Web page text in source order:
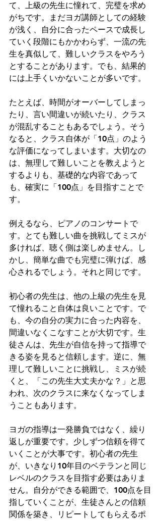
て、上級の先生に憧れて、完璧を求め
がちです。まだヨガ講師としての経験
が浅く、自分に合ったペースで成長し
ていく段階にもかかわらず、一流の先
生を真似して、難しいクラスをやろう
とすることがあります。でも、結果的
には上手くいかないことが多いです。
たとえば、時間がオーバーしてしまっ
たり、言い間違いが続いたり、クラス
が混乱することもあるでしょう。そう
なると、クラス自体が「10点」のよう
な評価になってしまいます。大切なの
は、無理して難しいことを教えようと
するよりも、基礎的な内容であって
も、確実に「100点」を目指すことで
す。
例えるなら、ピアノのコンサートで
す。とても難しい曲を挑戦してミスが
多ければ、聴く側は楽しめません。し
かし、簡単な曲でも完璧に弾けば、感
心されるでしょう。それと同じです。
初心者の先生は、他の上級の先生を見
て憧れること自体は良いことです。で
も、今の自分の実力に合った内容を、
間違いなくこなすことが大切です。生
徒さんは、先生が自信を持って指導で
きる姿を見ると信頼します。逆に、無
理して難しいことに挑戦し、ミスが続
くと、「この先生大丈夫かな？」と思
われ、次のクラスに来なくなってしま
うこともあります。
ヨガの指導は一発勝負ではなく、繰り
返しが重要です。少しずつ信頼を得て
いくことが大事です。初心者の先生
が、いきなり10年目のベテランと同じ
レベルのクラスを目指す必要はありま
せん。自分ができる範囲で、100点を目
指していくことが、生徒さんとの信頼
関係を築き、リピートしてもらえるポ